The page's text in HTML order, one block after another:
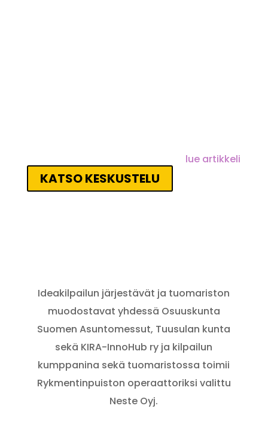
lue artikkeli
KATSO KESKUSTELU
Ideakilpailun järjestävät ja tuomariston
muodostavat yhdessä Osuuskunta
Suomen Asuntomessut, Tuusulan kunta
sekä KIRA-InnoHub ry ja kilpailun
kumppanina sekä tuomaristossa toimii
Rykmentinpuiston operaattoriksi valittu
Neste Oyj.